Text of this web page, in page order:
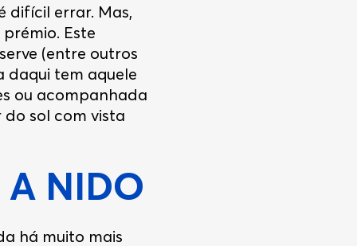
difícil errar. Mas,
Este
(entre outros
daqui tem aquele
ou acompanhada
sol com vista
A NIDO
há muito mais